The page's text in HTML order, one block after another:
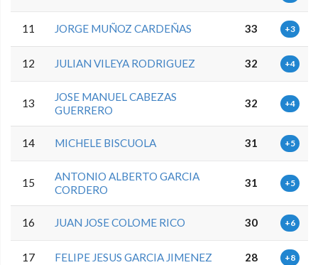
11 JORGE MUÑOZ CARDEÑAS 33 +3
12 JULIAN VILEYA RODRIGUEZ 32 +4
13
JOSE MANUEL CABEZAS
GUERRERO
32 +4
14 MICHELE BISCUOLA 31 +5
15
ANTONIO ALBERTO GARCIA
CORDERO
31 +5
16 JUAN JOSE COLOME RICO 30 +6
17 FELIPE JESUS GARCIA JIMENEZ 28 +8